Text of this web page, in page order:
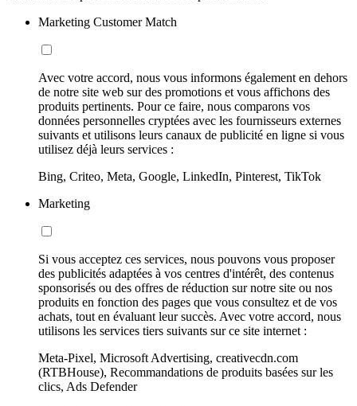
Marketing Customer Match
Avec votre accord, nous vous informons également en dehors
de notre site web sur des promotions et vous affichons des
produits pertinents. Pour ce faire, nous comparons vos
données personnelles cryptées avec les fournisseurs externes
suivants et utilisons leurs canaux de publicité en ligne si vous
utilisez déjà leurs services :
Bing, Criteo, Meta, Google, LinkedIn, Pinterest, TikTok
Marketing
Si vous acceptez ces services, nous pouvons vous proposer
des publicités adaptées à vos centres d'intérêt, des contenus
sponsorisés ou des offres de réduction sur notre site ou nos
produits en fonction des pages que vous consultez et de vos
achats, tout en évaluant leur succès. Avec votre accord, nous
utilisons les services tiers suivants sur ce site internet :
Meta-Pixel, Microsoft Advertising, creativecdn.com
(RTBHouse), Recommandations de produits basées sur les
clics, Ads Defender